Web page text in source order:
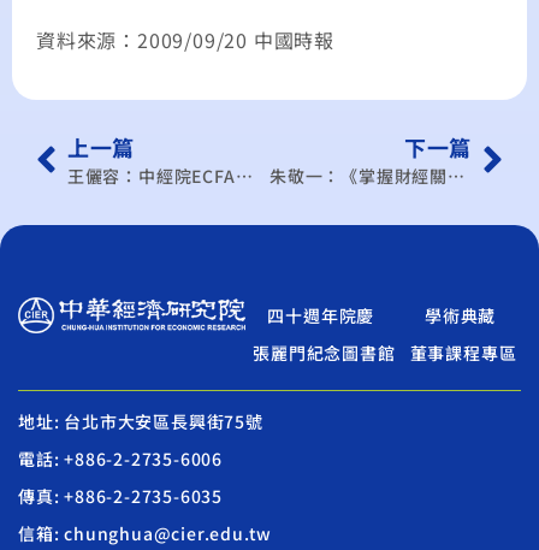
資料來源：2009/09/20 中國時報
上一篇
王儷容：中經院ECFA報告或有改進空間 外界錯誤批判 是否亦該檢討？
下一篇
朱敬一：《掌握財經關鍵》克魯曼會如何解讀南台灣水患？
四十週年院慶
學術典藏
張麗門紀念圖書館
董事課程專區
地址: 台北市大安區長興街75號
電話: +886-2-2735-6006
傳真: +886-2-2735-6035
信箱: chunghua@cier.edu.tw